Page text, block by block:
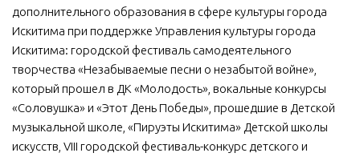
дополнительного образования в сфере культуры города
Искитима при поддержке Управления культуры города
Искитима: городской фестиваль самодеятельного
творчества «Незабываемые песни о незабытой войне»,
который прошел в ДК «Молодость», вокальные конкурсы
«Соловушка» и «Этот День Победы», прошедшие в Детской
музыкальной школе, «Пируэты Искитима» Детской школы
искусств, VIII городской фестиваль-конкурс детского и